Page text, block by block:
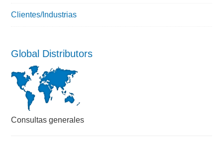
Clientes/Industrias
Global Distributors
Consultas generales